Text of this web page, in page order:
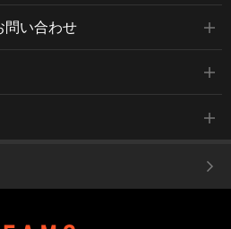
問い合わせ